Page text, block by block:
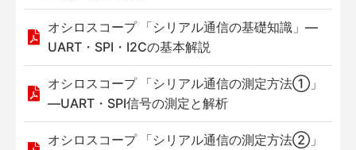
オシロスコープ 「シリアル通信の基礎知識」—
UART・SPI・I2Cの基本解説
オシロスコープ 「シリアル通信の測定方法①」
—UART・SPI信号の測定と解析
オシロスコープ 「シリアル通信の測定方法②」